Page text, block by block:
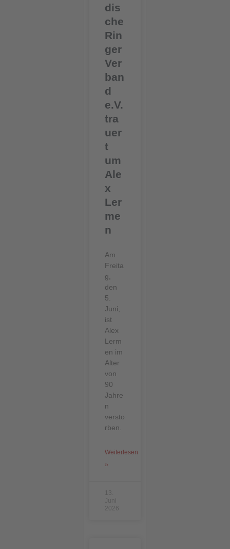
dis
che
Rin
ger
Ver
ban
d
e.V.
tra
uer
t
um
Ale
x
Ler
me
n
Am
Freita
g,
den
5.
Juni,
ist
Alex
Lerm
en im
Alter
von
90
Jahre
n
versto
rben.
Weiterlesen
»
13.
Juni
2026